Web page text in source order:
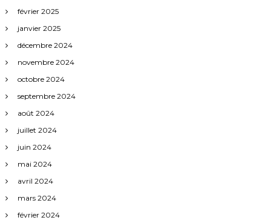
février 2025
janvier 2025
décembre 2024
novembre 2024
octobre 2024
septembre 2024
août 2024
juillet 2024
juin 2024
mai 2024
avril 2024
mars 2024
février 2024